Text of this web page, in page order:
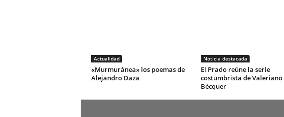
Actualidad
«Murmuránea» los poemas de
Alejandro Daza
Noticia destacada
El Prado reúne la serie
costumbrista de Valeriano
Bécquer